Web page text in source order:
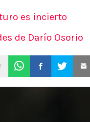
es incierto
de Darío Osorio